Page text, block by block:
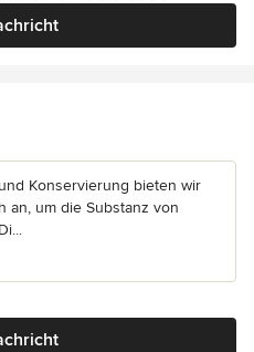
Konservierung bieten wir
an, um die Substanz von